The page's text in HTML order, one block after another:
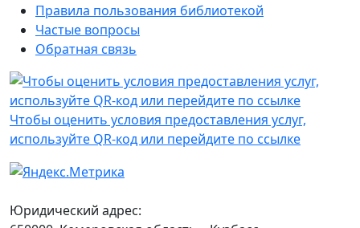
Правила пользования библиотекой
Частые вопросы
Обратная связь
Чтобы оценить условия предоставления услуг,
используйте QR-код или перейдите по ссылке
Юридический адрес: